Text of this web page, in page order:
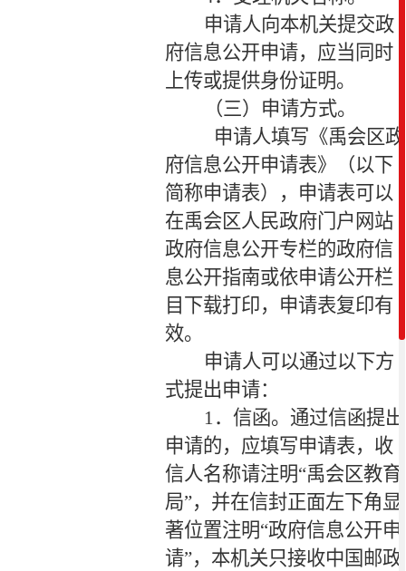
申请人向本机关提交政
府信息公开申请，应当同时
上传或提供身份证明。
（三）申请方式。
申请人填写《禹会区政
府信息公开申请表》（以下
简称申请表），申请表可以
在禹会区人民政府门户网站
政府信息公开专栏的政府信
息公开指南或依申请公开栏
目下载打印，申请表复印有
效。
申请人可以通过以下方
式提出申请：
1．信函。通过信函提出
申请的，应填写申请表，收
信人名称请注明“禹会区教育
局”，并在信封正面左下角显
著位置注明“政府信息公开申
请”，本机关只接收中国邮政